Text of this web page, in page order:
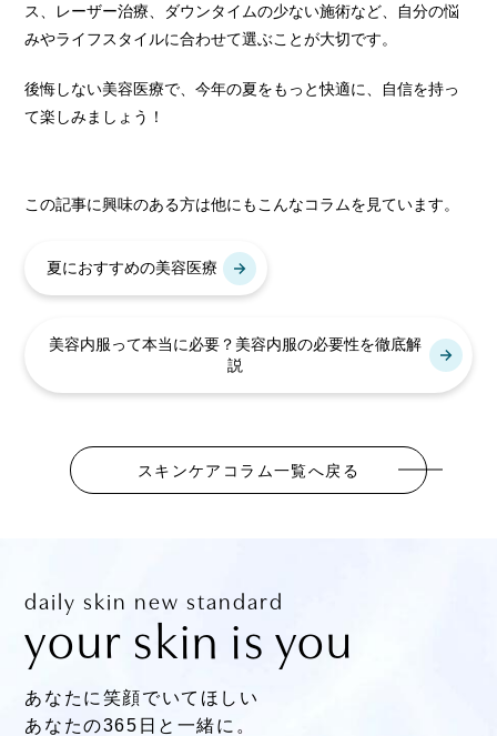
ス、レーザー治療、ダウンタイムの少ない施術など、自分の悩
みやライフスタイルに合わせて選ぶことが大切です。
後悔しない美容医療で、今年の夏をもっと快適に、自信を持っ
て楽しみましょう！
この記事に興味のある方は他にもこんなコラムを見ています。
夏におすすめの美容医療
美容内服って本当に必要？美容内服の必要性を徹底解
説
スキンケアコラム一覧へ戻る
daily skin new standard
your skin is you
あなたに笑顔でいてほしい
あなたの365日と一緒に。